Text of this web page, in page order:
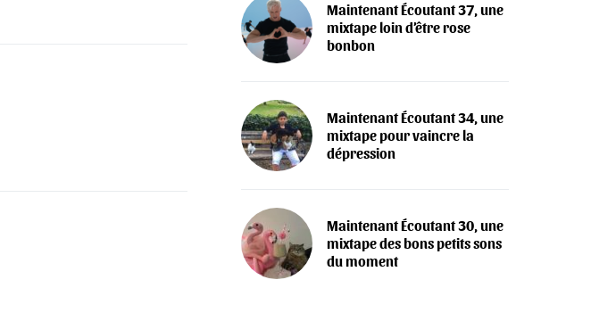
Maintenant Écoutant 37, une
mixtape loin d’être rose
bonbon
Maintenant Écoutant 34, une
mixtape pour vaincre la
dépression
Maintenant Écoutant 30, une
mixtape des bons petits sons
du moment